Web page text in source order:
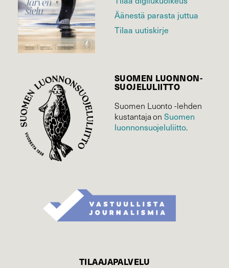
Äänestä parasta juttua
Tilaa uutiskirje
SUOMEN LUONNON­
SUOJELU­LIITTO
Suomen Luonto -lehden
kustantaja onSuomen
luonnonsuojelu­liitto.
TILAAJAPALVELU